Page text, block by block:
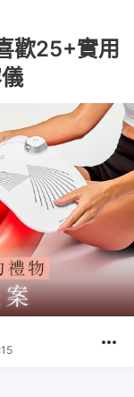
歡25+實用